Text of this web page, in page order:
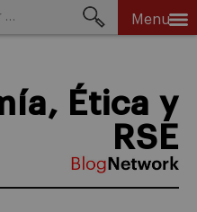
Menu
Ética y
RSE